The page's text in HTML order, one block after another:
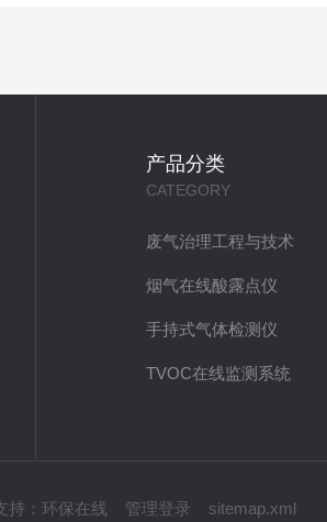
产品分类
CATEGORY
废气治理工程与技术
烟气在线酸露点仪
手持式气体检测仪
TVOC在线监测系统
持：环保在线 管理登录 sitemap.xml